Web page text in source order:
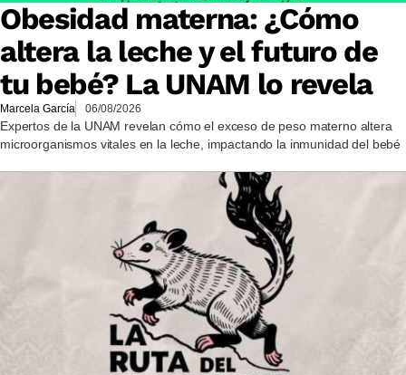
Obesidad materna: ¿Cómo
altera la leche y el futuro de
tu bebé? La UNAM lo revela
Marcela García 06/08/2026
Expertos de la UNAM revelan cómo el exceso de peso materno altera
microorganismos vitales en la leche, impactando la inmunidad del bebé